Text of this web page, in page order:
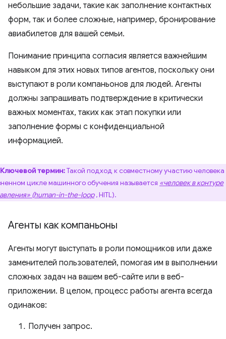
небольшие задачи, такие как заполнение контактных
форм, так и более сложные, например, бронирование
авиабилетов для вашей семьи.
Понимание принципа согласия является важнейшим
навыком для этих новых типов агентов, поскольку они
выступают в роли компаньонов для людей. Агенты
должны запрашивать подтверждение в критически
важных моментах, таких как этап покупки или
заполнение формы с конфиденциальной
информацией.
Ключевой термин:Такой подход к совместному участию человека
цикле машинного обучения называется «человек в контуре
(human-in-the-loop, HITL).
Агенты как компаньоны
Агенты могут выступать в роли помощников или даже
заменителей пользователей, помогая им в выполнении
сложных задач на вашем веб-сайте или в веб-
приложении. В целом, процесс работы агента всегда
одинаков:
Получен запрос.